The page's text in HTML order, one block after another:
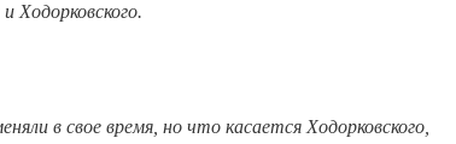
Ходорковского.
в свое время, но что касается Ходорковского,